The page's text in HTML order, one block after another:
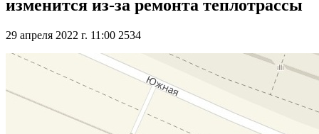
изменится из-за ремонта теплотрассы
29 апреля 2022 г. 11:00 2534